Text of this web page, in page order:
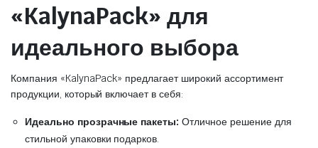
«KalynaPack» для
идеального выбора
Компания «KalynaPack» предлагает широкий ассортимент
продукции, который включает в себя:
Идеально прозрачные пакеты: Отличное решение для
стильной упаковки подарков.